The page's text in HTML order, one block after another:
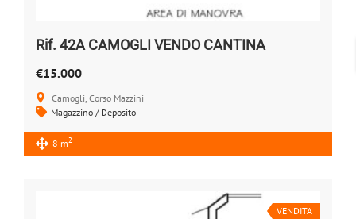
Rif. 42A CAMOGLI VENDO CANTINA
€15.000
Camogli, Corso Mazzini
Magazzino / Deposito
8 m2
VENDITA